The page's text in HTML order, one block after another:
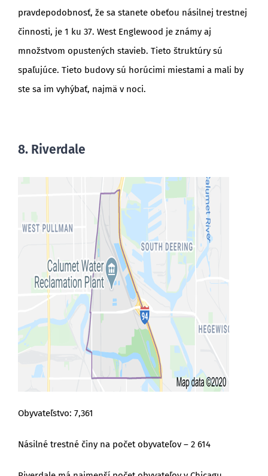
pravdepodobnosť, že sa stanete obeťou násilnej trestnej
činnosti, je 1 ku 37. West Englewood je známy aj
množstvom opustených stavieb. Tieto štruktúry sú
spaľujúce. Tieto budovy sú horúcimi miestami a mali by
ste sa im vyhýbať, najmä v noci.
8. Riverdale
Obyvateľstvo: 7,361
Násilné trestné činy na počet obyvateľov – 2 614